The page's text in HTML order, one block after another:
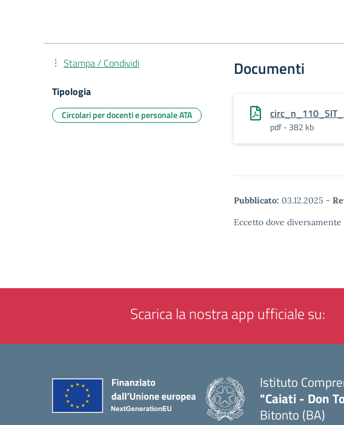
Documenti
pdf - 382 kb
Pubblicato: 03.12.2025 -
Eccetto dove
Stampa / Condividi
Tipologia
Circolari per docenti e personale ATA
Scarica la nostra app ufficiale su:
Istituto
"Caiati - Don
Bitonto (BA)